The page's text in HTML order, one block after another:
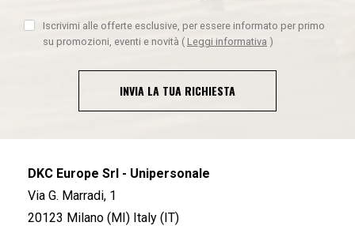
Iscrivimi alle offerte esclusive, per essere informato per primo
su promozioni, eventi e novità ( Leggi informativa )
INVIA LA TUA RICHIESTA
DKC Europe Srl - Unipersonale
Via G. Marradi, 1
20123 Milano (MI) Italy (IT)